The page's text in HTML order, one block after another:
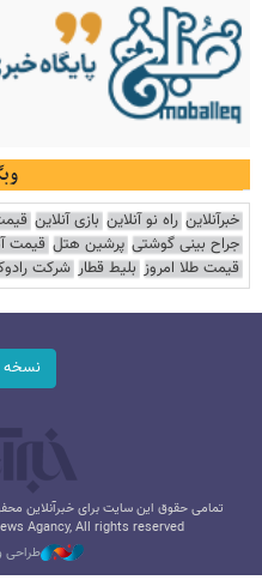
خبرآنلاین راه نو آنلاین بازی آنلاین
جراح بینی گوشتی پرشین هتل قیمت
قیمت طلا امروز بلیط قطار شرکت
نسخه
تمامی حقوق این سایت برای خبرآنلاین
Agancy, All rights reserved
طراحی